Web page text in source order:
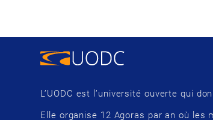
L’UODC est l’université ouverte qui
Elle organise 12 Agoras par an où